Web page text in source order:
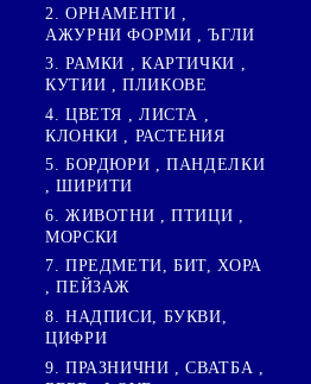
2. ОРНАМЕНТИ ,
АЖУРНИ ФОРМИ , ЪГЛИ
3. РАМКИ , КАРТИЧКИ ,
КУТИИ , ПЛИКОВЕ
4. ЦВЕТЯ , ЛИСТА ,
КЛОНКИ , РАСТЕНИЯ
5. БОРДЮРИ , ПАНДЕЛКИ
, ШИРИТИ
6. ЖИВОТНИ , ПТИЦИ ,
МОРСКИ
7. ПРЕДМЕТИ, БИТ, ХОРА
, ПЕЙЗАЖ
8. НАДПИСИ, БУКВИ,
ЦИФРИ
9. ПРАЗНИЧНИ , СВАТБА ,